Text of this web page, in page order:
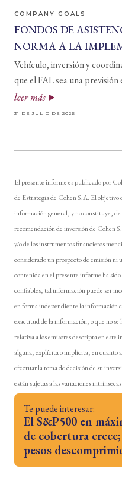
COMPANY GOALS
FONDOS DE
NORMA A LA
Vehículo, inversión y
que el FAL sea una previsión
leer más
31 DE JULIO DE 2026
El presente informe es publicado por
de Estrategia de Cohen S.A. El
información general, y no constituye,
recomendación de inversión de Cohen
y/o de los instrumentos financieros
considerado un prospecto de emisión
contenida en el presente informe ha
confiables, tal información puede ser
en forma independiente la información
exactitud de la información, o que no se
relativa a los emisores descripta en
alguna, explícita o implícita, en cuanto
efectuar la toma de decisión de su
están sujetas a las variaciones
Te puede interesar:
El S&P500 en
de cobertura
pesos